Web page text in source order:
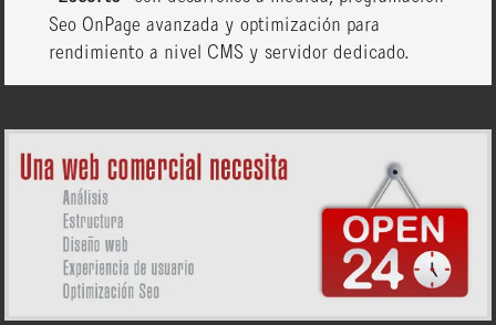
Seo OnPage avanzada y optimización para
rendimiento a nivel CMS y servidor dedicado.